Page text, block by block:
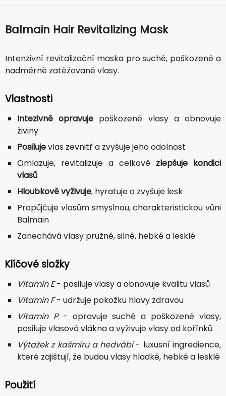
Balmain Hair Revitalizing Mask
Intenzivní revitalizační maska pro suché, poškozené a
nadměrně zatěžované vlasy.
Vlastnosti
Intezivně opravuje poškozené vlasy a obnovuje
živiny
Posilujevlas zevnitř a zvyšuje jeho odolnost
Omlazuje, revitalizuje a celkově zlepšuje kondici
vlasů
Hloubkově vyživuje, hyratuje a zvyšuje lesk
Propůjčuje vlasům smyslnou, charakteristickou vůni
Balmain
Zanechává vlasy pružné, silné, hebké a lesklé
Klíčové složky
Vitamín E- posiluje vlasy a obnovuje kvalitu vlasů
Vitamín F- udržuje pokožku hlavy zdravou
Vitamín P- opravuje suché a poškozené vlasy,
posiluje vlasová vlákna a vyživuje vlasy od kořínků
Výtažek z kašmíru a hedvábí- luxusní ingredience,
které zajištují, že budou vlasy hladké, hebké a lesklé
Použití